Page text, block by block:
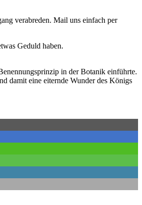
verabreden. Mail uns einfach per
Geduld haben.
in der Botanik einführte.
damit eine eiternde Wunder des Königs